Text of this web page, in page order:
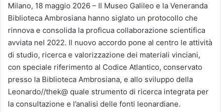
Milano, 18 maggio 2026 – Il Museo Galileo e la Veneranda
Biblioteca Ambrosiana hanno siglato un protocollo che
rinnova e consolida la proficua collaborazione scientifica
avviata nel 2022. Il nuovo accordo pone al centro le attività
di studio, ricerca e valorizzazione dei materiali vinciani,
con speciale riferimento al Codice Atlantico, conservato
presso la Biblioteca Ambrosiana, e allo sviluppo della
Leonardo//thek@ quale strumento di ricerca integrata per
la consultazione e l’analisi delle fonti leonardiane.